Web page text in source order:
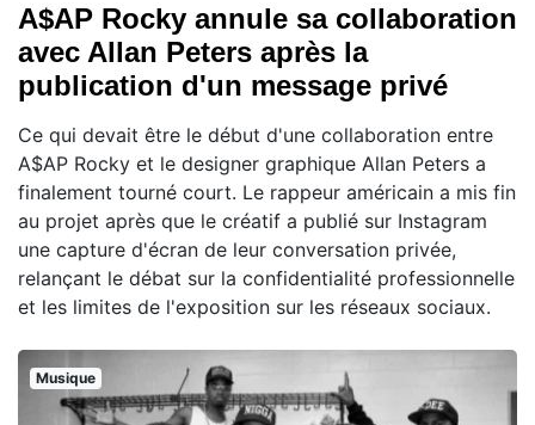
A$AP Rocky annule sa collaboration
avec Allan Peters après la
publication d'un message privé
Ce qui devait être le début d'une collaboration entre
A$AP Rocky et le designer graphique Allan Peters a
finalement tourné court. Le rappeur américain a mis fin
au projet après que le créatif a publié sur Instagram
une capture d'écran de leur conversation privée,
relançant le débat sur la confidentialité professionnelle
et les limites de l'exposition sur les réseaux sociaux.
Musique